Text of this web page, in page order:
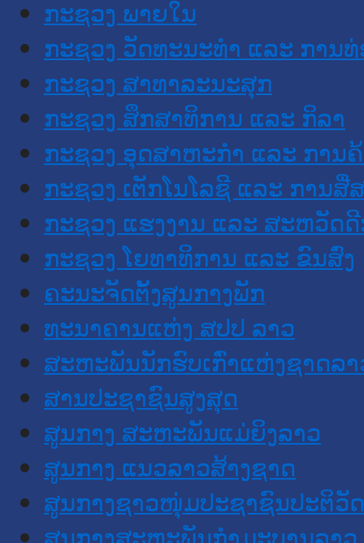
ກະຊວງ ພາຍໃນ
ກະຊວງ ວັດທະນະທຳ ແລະ ການ
ກະຊວງ ສາທາລະນະສຸກ
ກະຊວງ ສຶກສາທິການ ແລະ ກິລາ
ກະຊວງ ອຸດສາຫະກຳ ແລະ ການ
ກະຊວງ ເຕັກໂນໂລຊີ ແລະ ການສື່
ກະຊວງ ແຮງງານ ແລະ ສະຫວັດ
ກະຊວງ ໂຍທາທິການ ແລະ ຂົນສົ່ງ
ຄະນະຈັດຕັ້ງສູນກາງພັກ
ທະນາຄານແຫ່ງ ສປປ ລາວ
ສະຫະພັນນັກຮົບເກົ່າແຫ່ງຊາດລ
ສານປະຊາຊົນສູງສຸດ
ສູນກາງ ສະຫະພັນແມ່ຍິງລາວ
ສູນກາງ ແນວລາວສ້າງຊາດ
ສູນກາງຊາວໜຸ່ມປະຊາຊົນປະຕິວັ
ສູນກາງສະຫະພັນກຳມະບານລາວ